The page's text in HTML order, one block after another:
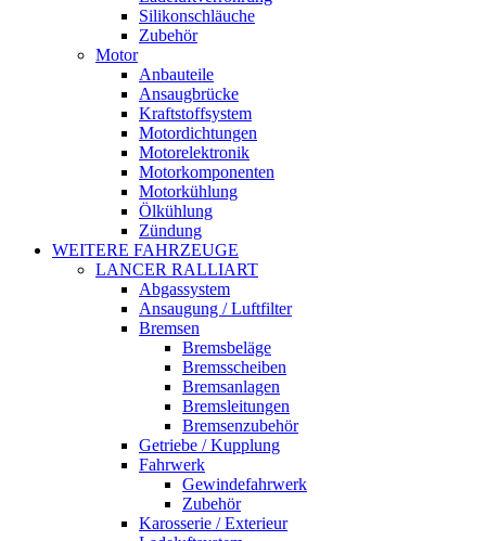
Silikonschläuche
Zubehör
Motor
Anbauteile
Ansaugbrücke
Kraftstoffsystem
Motordichtungen
Motorelektronik
Motorkomponenten
Motorkühlung
Ölkühlung
Zündung
WEITERE FAHRZEUGE
LANCER RALLIART
Abgassystem
Ansaugung / Luftfilter
Bremsen
Bremsbeläge
Bremsscheiben
Bremsanlagen
Bremsleitungen
Bremsenzubehör
Getriebe / Kupplung
Fahrwerk
Gewindefahrwerk
Zubehör
Karosserie / Exterieur